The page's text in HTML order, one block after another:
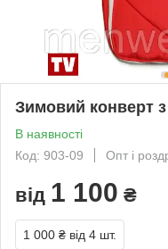
Зимовий конверт
В наявності
Код: 903-09
Опт і
від 1 100 ₴
1 000 ₴ від 4 шт.